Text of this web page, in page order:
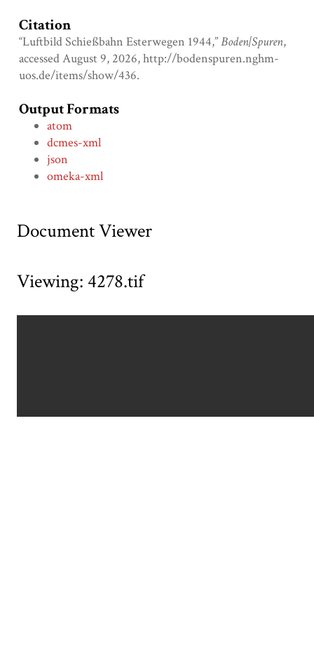
Citation
“Luftbild Schießbahn Esterwegen 1944,”Boden|Spuren,
accessed August 9, 2026,http://bodenspuren.nghm-
uos.de/items/show/436.
Output Formats
atom
dcmes-xml
json
omeka-xml
Document Viewer
Viewing: 4278.tif